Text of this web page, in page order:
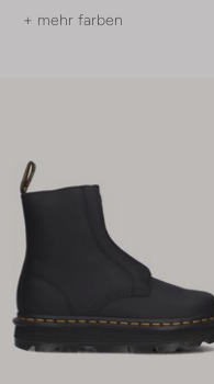
+ mehr farben